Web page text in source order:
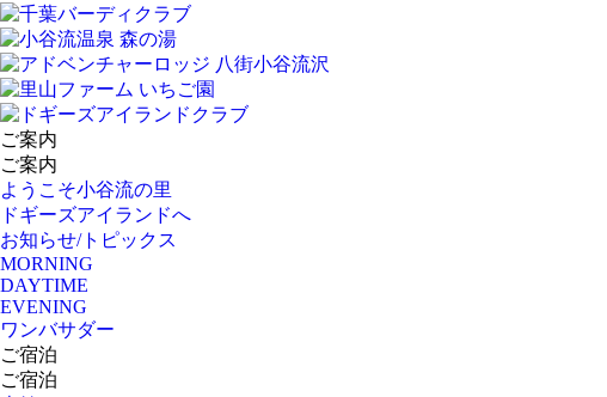
ご案内
ご案内
ようこそ小谷流の里
ドギーズアイランドへ
お知らせ/トピックス
MORNING
DAYTIME
EVENING
ワンバサダー
ご宿泊
ご宿泊